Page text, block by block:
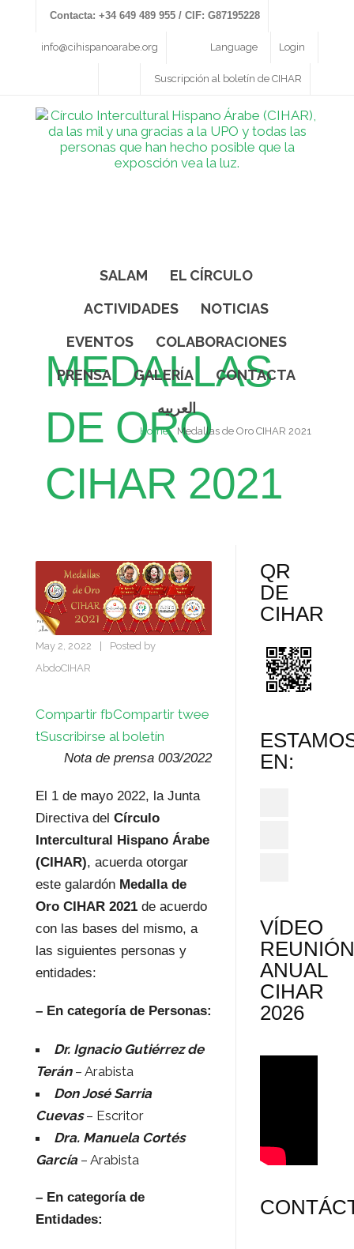
Contacta: +34 649 489 955 / CIF: G87195228
info@cihispanoarabe.org Login
Language
Suscripción al boletín de CIHAR
SALAM
EL CÍRCULO
ACTIVIDADES
NOTICIAS
EVENTOS
COLABORACIONES
PRENSA
GALERÍA
CONTACTA
العربيه
MEDALLAS
DE ORO
CIHAR 2021
Home Medallas de Oro CIHAR 2021
May 2, 2022
Posted by
AbdoCIHAR
Compartir fbCompartir twee
tSuscribirse al boletín
Nota de prensa 003/2022
El 1 de mayo 2022, la Junta
Directiva del Círculo
Intercultural Hispano Árabe
(CIHAR), acuerda otorgar
este galardón Medalla de
Oro CIHAR 2021de acuerdo
con las bases del mismo, a
las siguientes personas y
entidades:
– En categoría de Personas:
Dr. Ignacio Gutiérrez de
Terán– Arabista
Don José Sarria
Cuevas– Escritor
Dra. Manuela Cortés
García– Arabista
– En categoría de
Entidades:
QR
DE
CIHAR
EN:
VÍDEO
ANUAL
CIHAR
2026